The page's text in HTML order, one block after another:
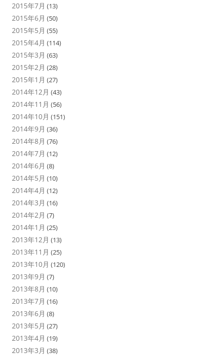
2015年7月 (13)
2015年6月 (50)
2015年5月 (55)
2015年4月 (114)
2015年3月 (63)
2015年2月 (28)
2015年1月 (27)
2014年12月 (43)
2014年11月 (56)
2014年10月 (151)
2014年9月 (36)
2014年8月 (76)
2014年7月 (12)
2014年6月 (8)
2014年5月 (10)
2014年4月 (12)
2014年3月 (16)
2014年2月 (7)
2014年1月 (25)
2013年12月 (13)
2013年11月 (25)
2013年10月 (120)
2013年9月 (7)
2013年8月 (10)
2013年7月 (16)
2013年6月 (8)
2013年5月 (27)
2013年4月 (19)
2013年3月 (38)